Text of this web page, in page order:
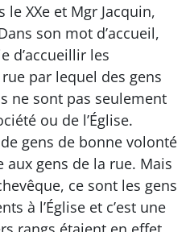
le XXe et Mgr Jacquin,
son mot d’accueil,
d’accueillir les
par lequel des gens
ne sont pas seulement
ou de l’Église.
de gens de bonne volonté
aux gens de la rue. Mais
ce sont les gens
à l’Église et c’est une